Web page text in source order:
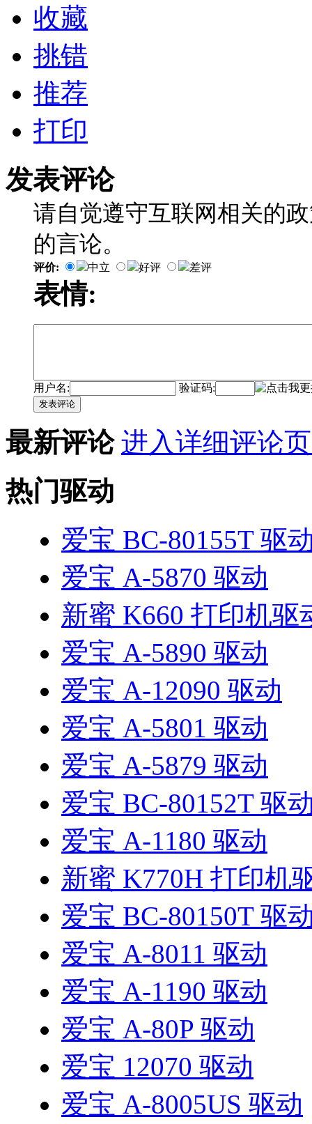
收藏
挑错
推荐
打印
发表评论
请自觉遵守互联网相关的
的言论。
评价: 中立 好评 差评
表情:
用户名: 验证码:
发表评论
最新评论 进入详细评论
热门驱动
爱宝 BC-80155T 驱
爱宝 A-5870 驱动
新蜜 K660 打印机驱
爱宝 A-5890 驱动
爱宝 A-12090 驱动
爱宝 A-5801 驱动
爱宝 A-5879 驱动
爱宝 BC-80152T 驱
爱宝 A-1180 驱动
新蜜 K770H 打印机
爱宝 BC-80150T 驱
爱宝 A-8011 驱动
爱宝 A-1190 驱动
爱宝 A-80P 驱动
爱宝 12070 驱动
爱宝 A-8005US 驱动